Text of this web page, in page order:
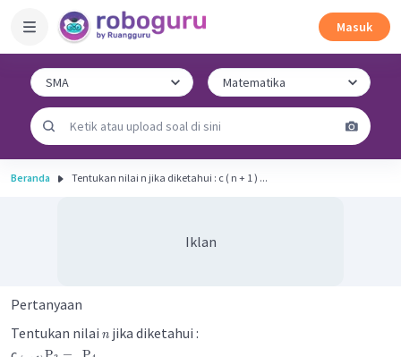
Masuk
Beranda Tentukan nilai n jika diketahui : c ( n + 1 ) ​...
Iklan
Pertanyaan
Tentukan nilai n jika diketahui :